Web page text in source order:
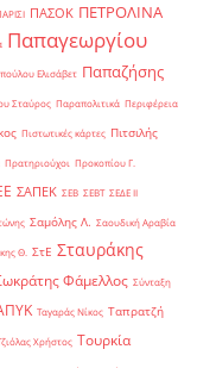
ΠΑΣΟΚ ΠΕΤΡΟΛΙΝΑ
Παπαγεωργίου
Ελισάβετ Παπαζήσης
Σταύρος Παραπολιτικά Περιφέρεια
Πιστωτικές κάρτες Πιτσιλής
Πρατηριούχοι Προκοπίου Γ.
ΣΑΠΕΚ ΣΕΒ ΣΕΒΤ ΣΕΔΕ ΙΙ
Σαμόλης Λ. Σαουδική Αραβία
Θ. ΣτΕ Σταυράκης
Φάμελλος Σύνταξη
Ταγαράς Νίκος Ταπρατζή
Χρήστος Τουρκία